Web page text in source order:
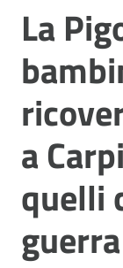
La
a
quelli
guerra